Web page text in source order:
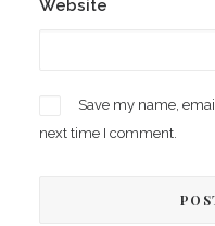
Website
Save my name,
next time I comment.